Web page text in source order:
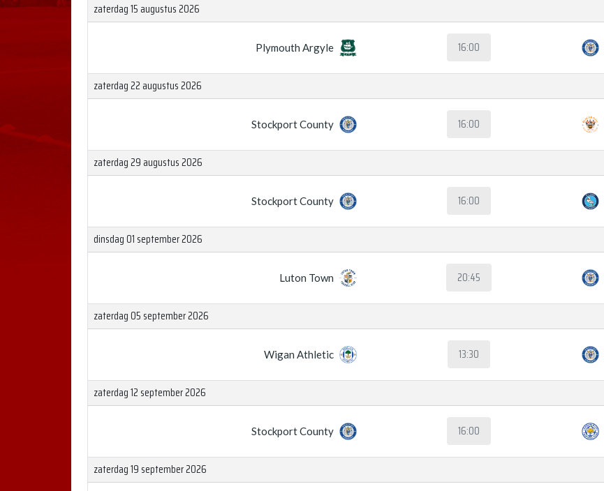
zaterdag 15 augustus 2026
Plymouth Argyle 16:00
zaterdag 22 augustus 2026
Stockport County 16:00
zaterdag 29 augustus 2026
Stockport County 16:00
dinsdag 01 september 2026
Luton Town 20:45
zaterdag 05 september 2026
Wigan Athletic 13:30
zaterdag 12 september 2026
Stockport County 16:00
zaterdag 19 september 2026